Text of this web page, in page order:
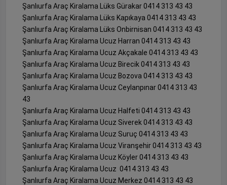
Şanlıurfa Araç Kiralama Lüks Gürakar 0414 313 43 43
Şanlıurfa Araç Kiralama Lüks Kapıkaya 0414 313 43 43
Şanlıurfa Araç Kiralama Lüks Onbirnisan 0414 313 43 43
Şanlıurfa Araç Kiralama Ucuz Harran 0414 313 43 43
Şanlıurfa Araç Kiralama Ucuz Akçakale 0414 313 43 43
Şanlıurfa Araç Kiralama Ucuz Birecik 0414 313 43 43
Şanlıurfa Araç Kiralama Ucuz Bozova 0414 313 43 43
Şanlıurfa Araç Kiralama Ucuz Ceylanpınar 0414 313 43
43
Şanlıurfa Araç Kiralama Ucuz Halfeti 0414 313 43 43
Şanlıurfa Araç Kiralama Ucuz Siverek 0414 313 43 43
Şanlıurfa Araç Kiralama Ucuz Suruç 0414 313 43 43
Şanlıurfa Araç Kiralama Ucuz Viranşehir 0414 313 43 43
Şanlıurfa Araç Kiralama Ucuz Köyler 0414 313 43 43
Şanlıurfa Araç Kiralama Ucuz 0414 313 43 43
Şanlıurfa Araç Kiralama Ucuz Merkez 0414 313 43 43